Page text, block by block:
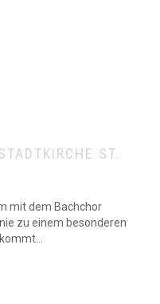
ST.
mit dem Bachchor
zu einem besonderen